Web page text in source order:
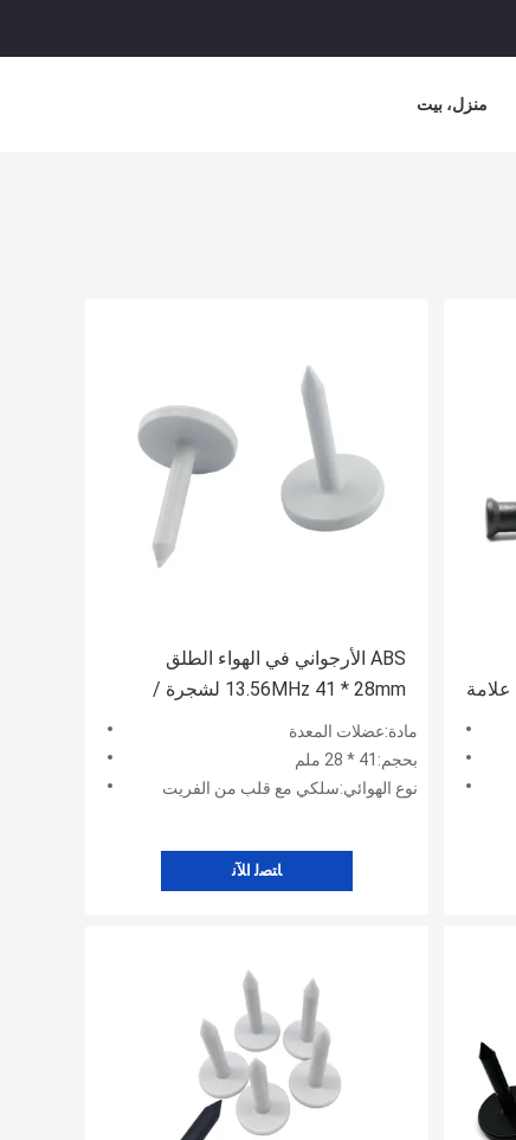
منزل، بيت
ABS الأرجواني في الهواء الطلق
13.56MHz 41 * 28mm لشجرة /
العلامة
مادة:عضلات المعدة
بحجم:41 * 28 ملم
نوع الهوائي:سلكي مع قلب من الفريت
ﺎﺘﺼﻟ ﺍﻶﻧ
الخشب مقاوم للماء 40 * 12mm علامة